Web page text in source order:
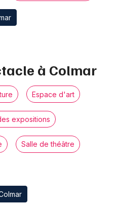
à Colmar
Espace d'art
expositions
Salle de théâtre